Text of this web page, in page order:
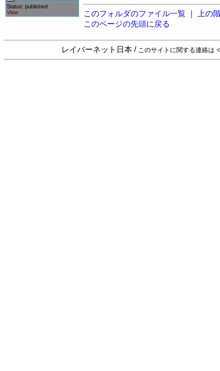
Status: published
View
このフォルダのファイル一覧
上の
このページの先頭に戻る
レイバーネット日本 / このサイトに関する連絡は